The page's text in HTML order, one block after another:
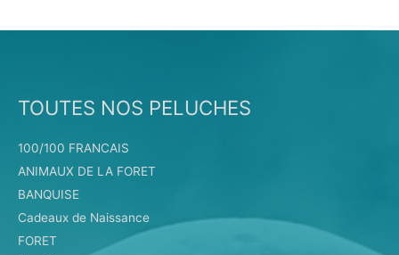
TOUTES NOS PELUCHES
100/100 FRANCAIS
ANIMAUX DE LA FORET
BANQUISE
Cadeaux de Naissance
FORET